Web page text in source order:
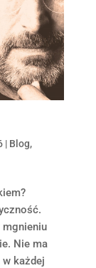
| Blog,
Nie ma
każdej